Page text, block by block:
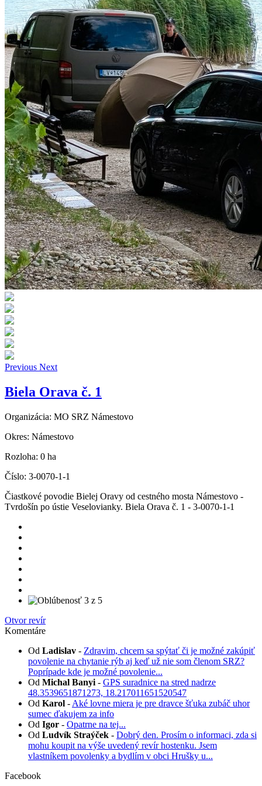
Previous Next
Biela Orava č. 1
Organizácia: MO SRZ Námestovo
Okres: Námestovo
Rozloha: 0 ha
Číslo: 3-0070-1-1
Čiastkové povodie Bielej Oravy od cestného mosta Námestovo -
Tvrdošín po ústie Veselovianky. Biela Orava č. 1 - 3-0070-1-1
Otvor revír
Komentáre
Od Ladislav - Zdravim, chcem sa spýtať či je možné zakúpiť
povolenie na chytanie rýb aj keď už nie som členom SRZ?
Poprípade kde je možné povolenie...
Od Michal Banyi - GPS suradnice na stred nadrze
48.3539651871273, 18.217011651520547
Od Karol - Aké lovne miera je pre dravce šťuka zubáč uhor
sumec ďakujem za info
Od Igor - Opatrne na tej...
Od Ludvík Straýček - Dobrý den. Prosím o informaci, zda si
mohu koupit na výše uvedený revír hostenku. Jsem
vlastníkem povolenky a bydlím v obci Hrušky u...
Facebook